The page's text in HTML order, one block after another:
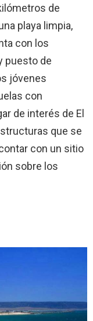
de
playa limpia,
con los
puesto de
jóvenes
con
de interés de El
que se
con un sitio
sobre los